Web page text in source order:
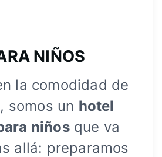
NIÑOS
la comodidad de
somos un hotel
niñosque va
allá: preparamos